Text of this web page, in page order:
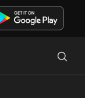
posts, photos,